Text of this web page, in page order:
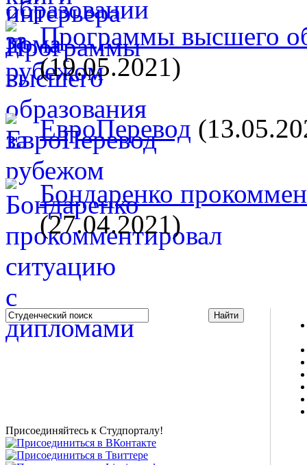
Программы высшего
(19.05.2021)
ЕвроПеревод
Бондаренко
(27.04.2021)
Studportal.net.ua - неофициальный студенческий сайт
Присоединяйтесь к Студпорталу!